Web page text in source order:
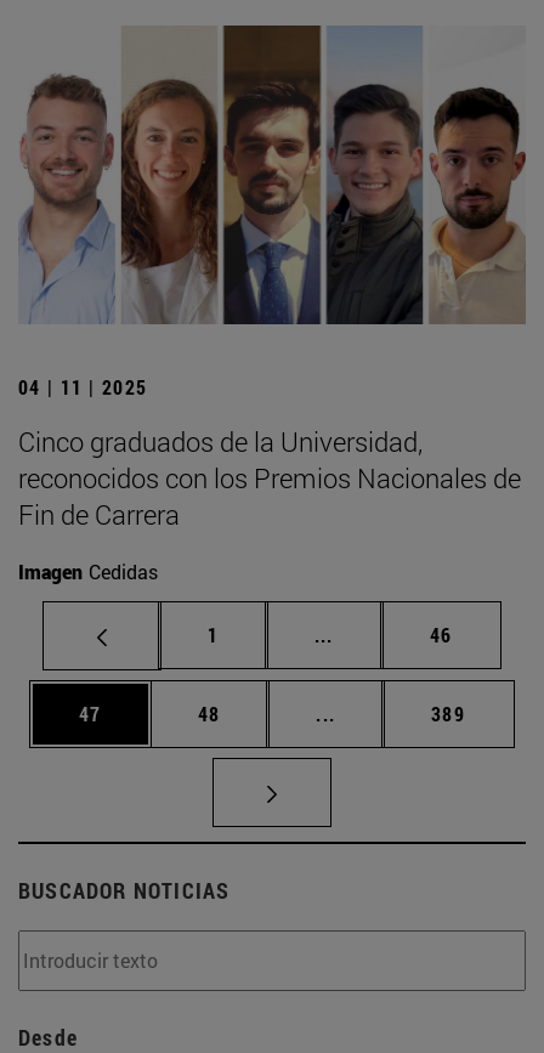
04 | 11 | 2025
Cinco graduados de la Universidad,
reconocidos con los Premios Nacionales de
Fin de Carrera
Imagen Cedidas
Página
1 ... Páginas intermedias
Página
46
Página
47 Página
48 ... Páginas intermedias
Página
389
BUSCADOR NOTICIAS
Desde